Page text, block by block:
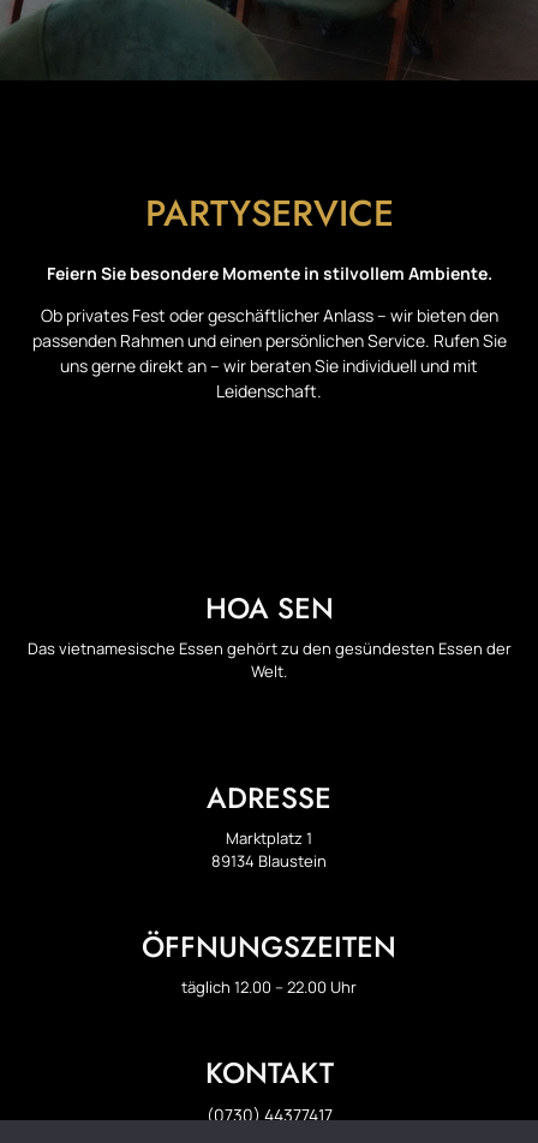
PARTYSERVICE
Feiern Sie besondere Momente in stilvollem Ambiente.
Ob privates Fest oder geschäftlicher Anlass – wir bieten den
passenden Rahmen und einen persönlichen Service. Rufen Sie
uns gerne direkt an – wir beraten Sie individuell und mit
Leidenschaft.
HOA SEN
Das vietnamesische Essen gehört zu den gesündesten Essen der
Welt.
ADRESSE
Marktplatz 1
89134 Blaustein
ÖFFNUNGSZEITEN
täglich 12.00 – 22.00 Uhr
KONTAKT
(0730) 44377417